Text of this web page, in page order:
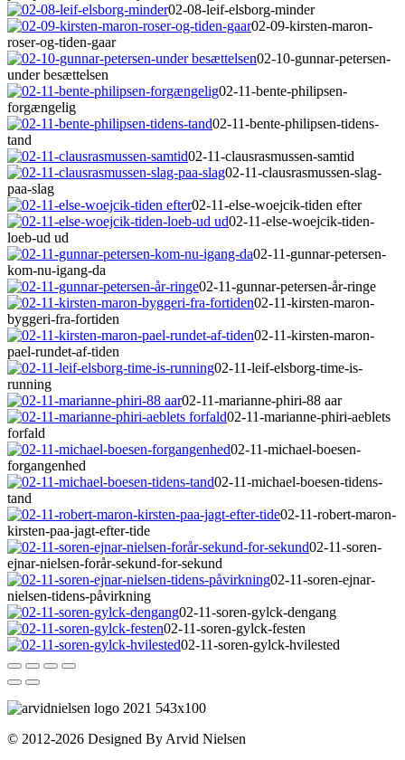
02-08-leif-elsborg-minder
02-09-kirsten-maron-
roser-og-tiden-gaar
02-10-gunnar-petersen-
under besættelsen
02-11-bente-philipsen-
forgængelig
02-11-bente-philipsen-tidens-
tand
02-11-clausrasmussen-samtid
02-11-clausrasmussen-slag-
paa-slag
02-11-else-woejcik-tiden efter
02-11-else-woejcik-tiden-
loeb-ud ud
02-11-gunnar-petersen-
kom-nu-igang-da
02-11-gunnar-petersen-år-ringe
02-11-kirsten-maron-
byggeri-fra-fortiden
02-11-kirsten-maron-
pael-rundet-af-tiden
02-11-leif-elsborg-time-is-
running
02-11-marianne-phiri-88 aar
02-11-marianne-phiri-aeblets
forfald
02-11-michael-boesen-
forgangenhed
02-11-michael-boesen-tidens-
tand
02-11-robert-maron-
kirsten-paa-jagt-efter-tide
02-11-soren-
ejnar-nielsen-forår-sekund-for-sekund
02-11-soren-ejnar-
nielsen-tidens-påvirkning
02-11-soren-gylck-dengang
02-11-soren-gylck-festen
02-11-soren-gylck-hvilested
© 2012-2026 Designed By Arvid Nielsen